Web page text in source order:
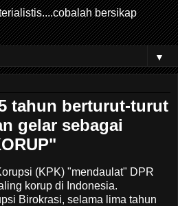
bersikap
▼
tahun berturut-turut
gelar sebagai
(KPK) "mendaulat" DPR
korup di Indonesia.
Birokrasi, selama lima tahun